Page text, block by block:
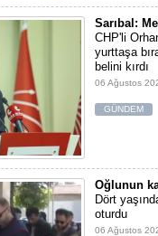
Sarıbal:
CHP'li
yurttaşa
belini kırdı
06 Ağustos
GÜNDEM
Oğlunun
Dört
oturdu
06 Ağustos